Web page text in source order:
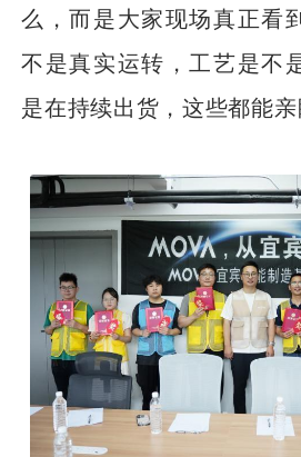
么，而是大家现场真正看
不是真实运转，工艺是不
是在持续出货，这些都能